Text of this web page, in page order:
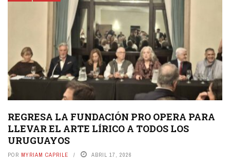
REGRESA LA FUNDACIÓN PRO OPERA PARA
LLEVAR EL ARTE LÍRICO A TODOS LOS
URUGUAYOS
POR MYRIAM CAPRILE ABRIL 17, 2026